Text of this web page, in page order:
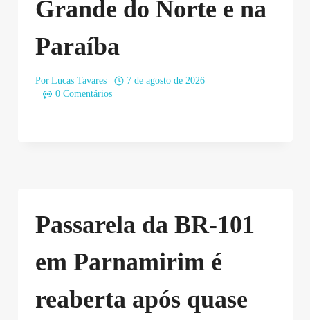
Grande do Norte e na
Paraíba
Por Lucas Tavares
7 de agosto de 2026
0 Comentários
Passarela da BR-101
em Parnamirim é
reaberta após quase